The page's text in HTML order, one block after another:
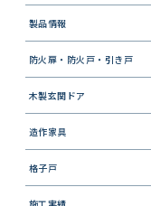
製品情報
防火扉・防火戸・引き戸
木製玄関ドア
造作家具
格子戸